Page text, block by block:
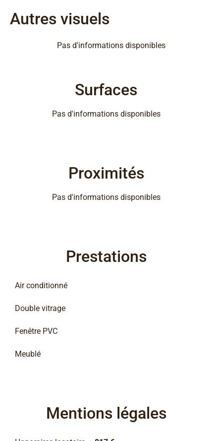
Autres visuels
Pas d'informations disponibles
Surfaces
Pas d'informations disponibles
Proximités
Pas d'informations disponibles
Prestations
Air conditionné
Double vitrage
Fenêtre PVC
Meublé
Mentions légales